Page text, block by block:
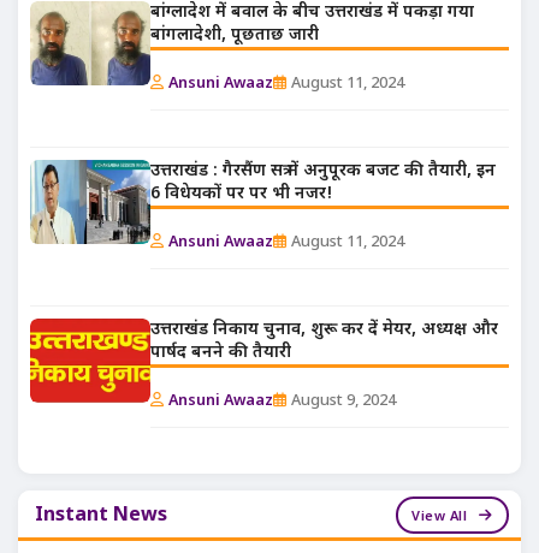
बांग्लादेश में बवाल के बीच उत्तराखंड में पकड़ा गया
बांगलादेशी, पूछताछ जारी
Ansuni Awaaz August 11, 2024
उत्तराखंड : गैरसैंण सत्र में अनुपूरक बजट की तैयारी, इन
6 विधेयकों पर पर भी नजर!
Ansuni Awaaz August 11, 2024
उत्तराखंड निकाय चुनाव, शुरू कर दें मेयर, अध्यक्ष और
पार्षद बनने की तैयारी
Ansuni Awaaz August 9, 2024
Instant News View All